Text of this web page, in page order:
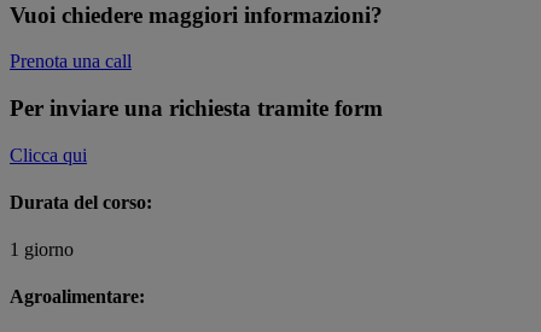
Vuoi chiedere maggiori informazioni?
Prenota una call
Per inviare una richiesta tramite form
Clicca qui
Durata del corso:
1 giorno
Agroalimentare: